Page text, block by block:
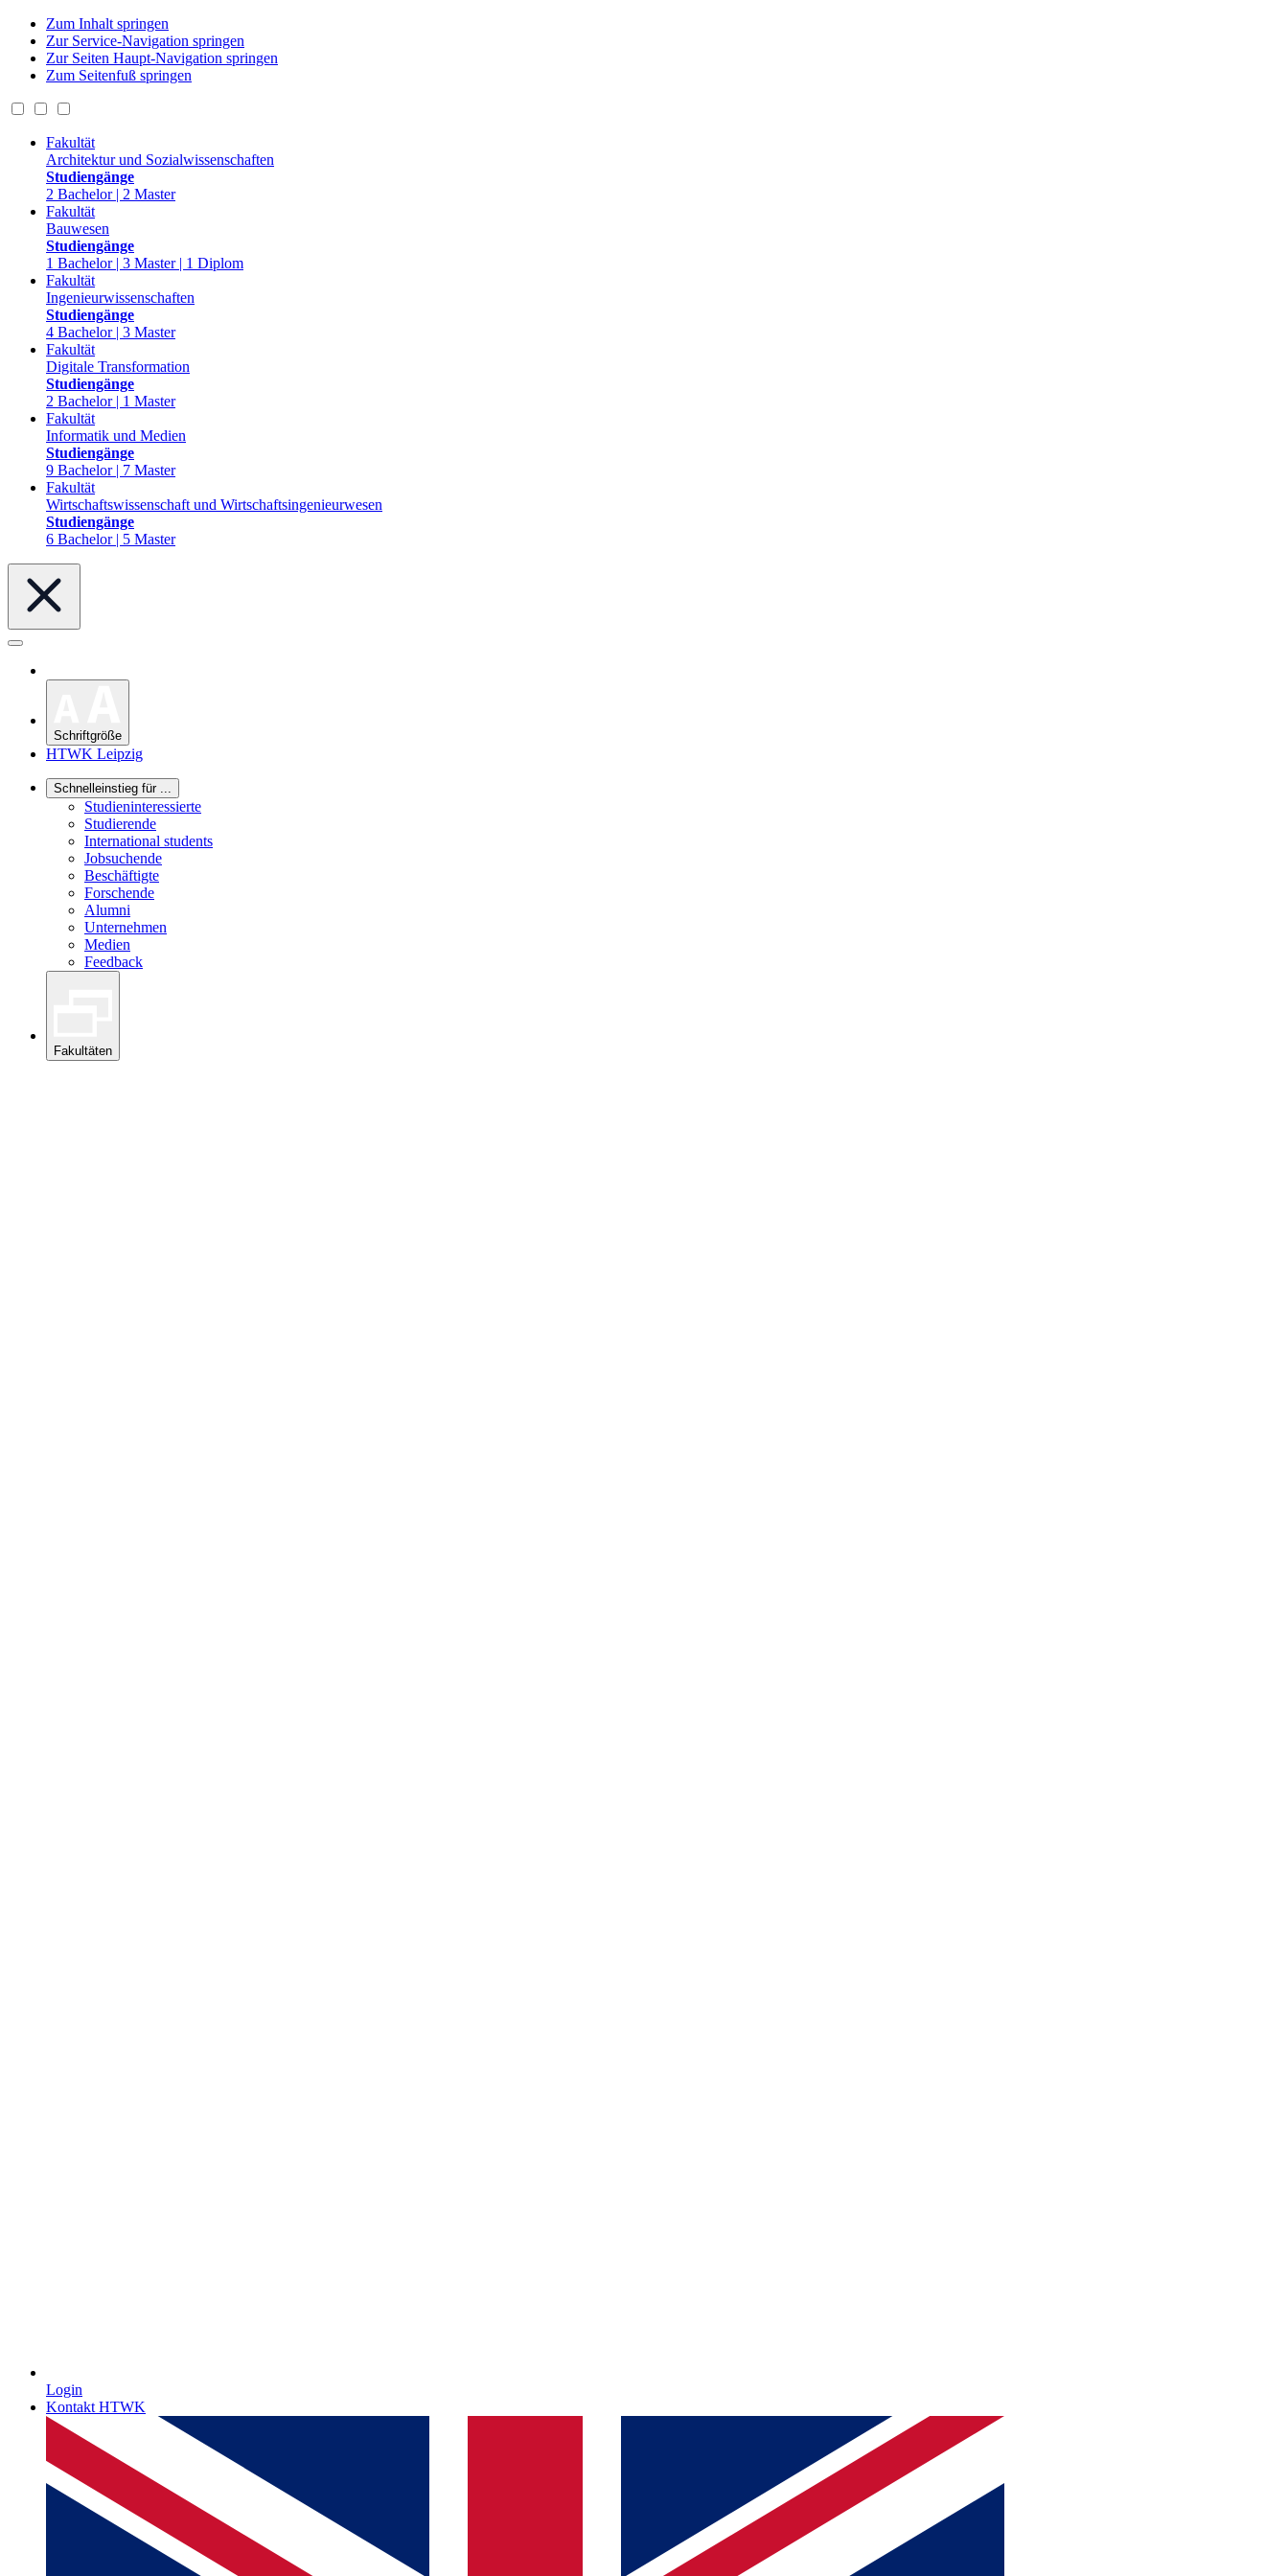
Zum Inhalt springen
Zur Service-Navigation springen
Zur Seiten Haupt-Navigation springen
Zum Seitenfuß springen
Fakultät
Architektur und Sozialwissenschaften
Studiengänge
2 Bachelor | 2 Master
Fakultät
Bauwesen
Studiengänge
1 Bachelor | 3 Master | 1 Diplom
Fakultät
Ingenieurwissenschaften
Studiengänge
4 Bachelor | 3 Master
Fakultät
Digitale Transformation
Studiengänge
2 Bachelor | 1 Master
Fakultät
Informatik und Medien
Studiengänge
9 Bachelor | 7 Master
Fakultät
Wirtschaftswissenschaft und Wirtschaftsingenieurwesen
Studiengänge
6 Bachelor | 5 Master
Schriftgröße
HTWK Leipzig
Schnelleinstieg für ...
Studieninteressierte
Studierende
International students
Jobsuchende
Beschäftigte
Forschende
Alumni
Unternehmen
Medien
Feedback
Fakultäten
Login
Kontakt HTWK